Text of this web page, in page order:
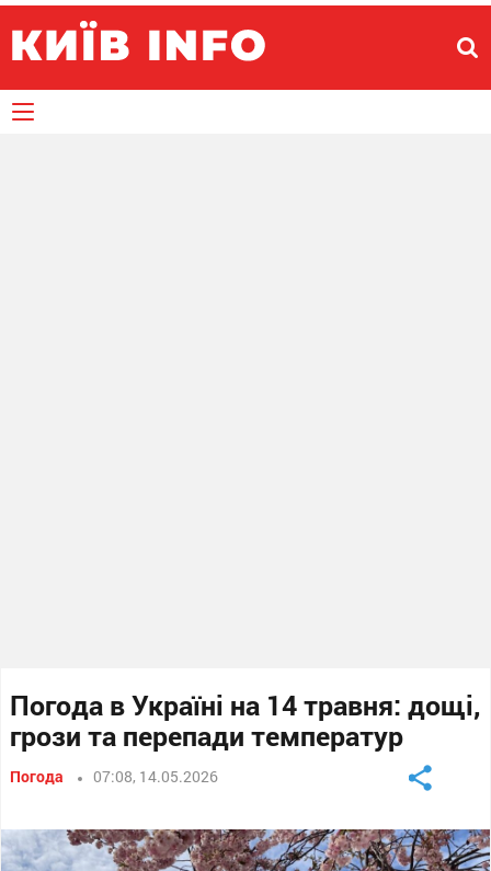
Погода в Україні на 14 травня: дощі,
грози та перепади температур
Погода 07:08, 14.05.2026